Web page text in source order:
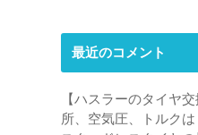
最近のコメント
【ハスラーのタイヤ
所、空気圧、トルクは